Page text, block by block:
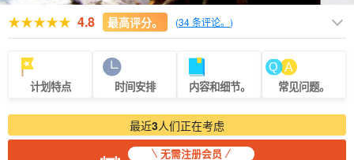
4.8 最高评分。 (34 条评论。 )
计划特点 时间安排 内容和细节。 常见问题。
最近3人们正在考虑
无需注册会员